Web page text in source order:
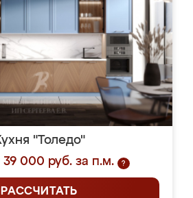
"Толедо"
39 000 руб. за п.м.
?
РАССЧИТАТЬ